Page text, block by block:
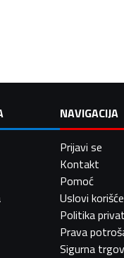
NAVIGACIJA
Prijavi se
Kontakt
Pomoć
Uslovi
Politika
Prava
Sigurna